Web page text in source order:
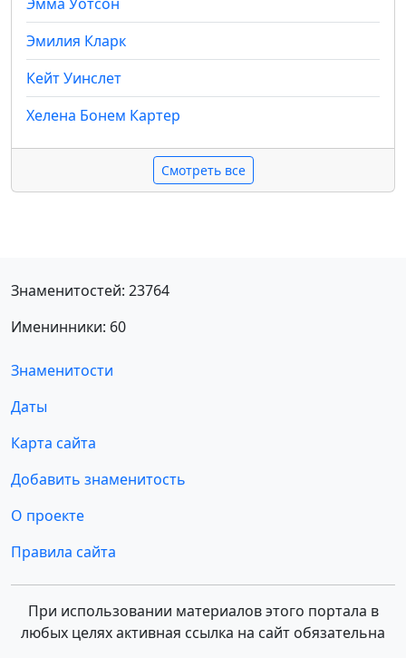
Эмилия Кларк
Кейт Уинслет
Хелена Бонем Картер
Смотреть все
Знаменитостей: 23764
Именинники: 60
Знаменитости
Даты
Карта сайта
Добавить знаменитость
О проекте
Правила сайта
При использовании материалов этого портала в
любых целях активная ссылка на сайт обязательна